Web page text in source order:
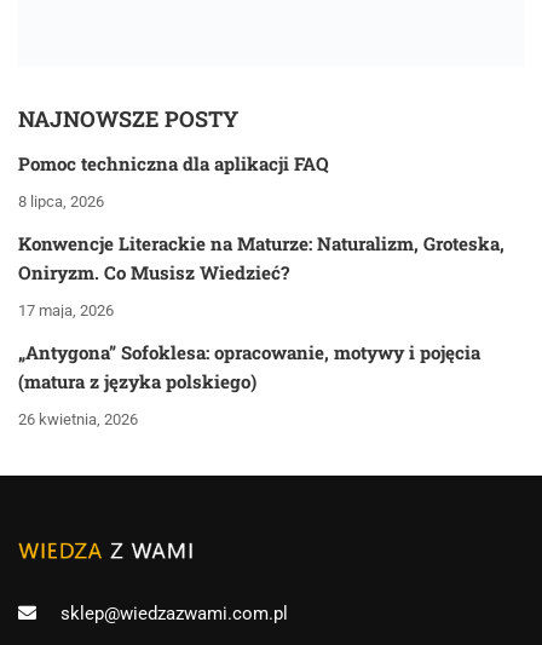
NAJNOWSZE POSTY
Pomoc techniczna dla aplikacji FAQ
8 lipca, 2026
Konwencje Literackie na Maturze: Naturalizm, Groteska,
Oniryzm. Co Musisz Wiedzieć?
17 maja, 2026
„Antygona” Sofoklesa: opracowanie, motywy i pojęcia
(matura z języka polskiego)
26 kwietnia, 2026
sklep@wiedzazwami.com.pl